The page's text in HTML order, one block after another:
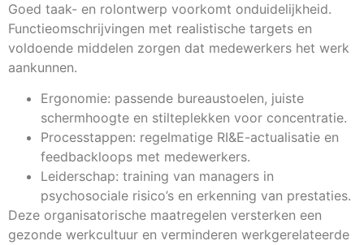
Goed taak- en rolontwerp voorkomt onduidelijkheid.
Functieomschrijvingen met realistische targets en
voldoende middelen zorgen dat medewerkers het werk
aankunnen.
Ergonomie: passende bureaustoelen, juiste
schermhoogte en stilteplekken voor concentratie.
Processtappen: regelmatige RI&E-actualisatie en
feedbackloops met medewerkers.
Leiderschap: training van managers in
psychosociale risico’s en erkenning van prestaties.
Deze organisatorische maatregelen versterken een
gezonde werkcultuur en verminderen werkgerelateerde